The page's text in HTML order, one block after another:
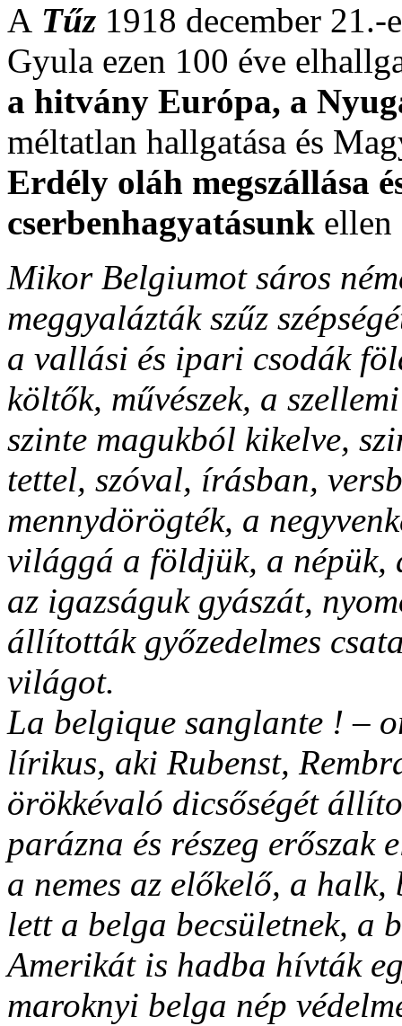
A Tűz 1918 december 21.-
Gyula ezen 100 éve
a hitvány Európa, a
méltatlan hallgatása és
Erdély oláh megszállása
cserbenhagyatásunk ellen
Mikor Belgiumot sáros
meggyalázták szűz
a vallási és ipari csodák
költők, művészek, a
szinte magukból kikelve,
tettel, szóval, írásban,
mennydörögték, a
világgá a földjük, a népük,
az igazságuk gyászát,
állították győzedelmes
világot.
La belgique sanglante ! –
lírikus, aki Rubenst,
örökkévaló dicsőségét
parázna és részeg
a nemes az előkelő, a
lett a belga becsületnek, a
Amerikát is hadba hívták
maroknyi belga nép